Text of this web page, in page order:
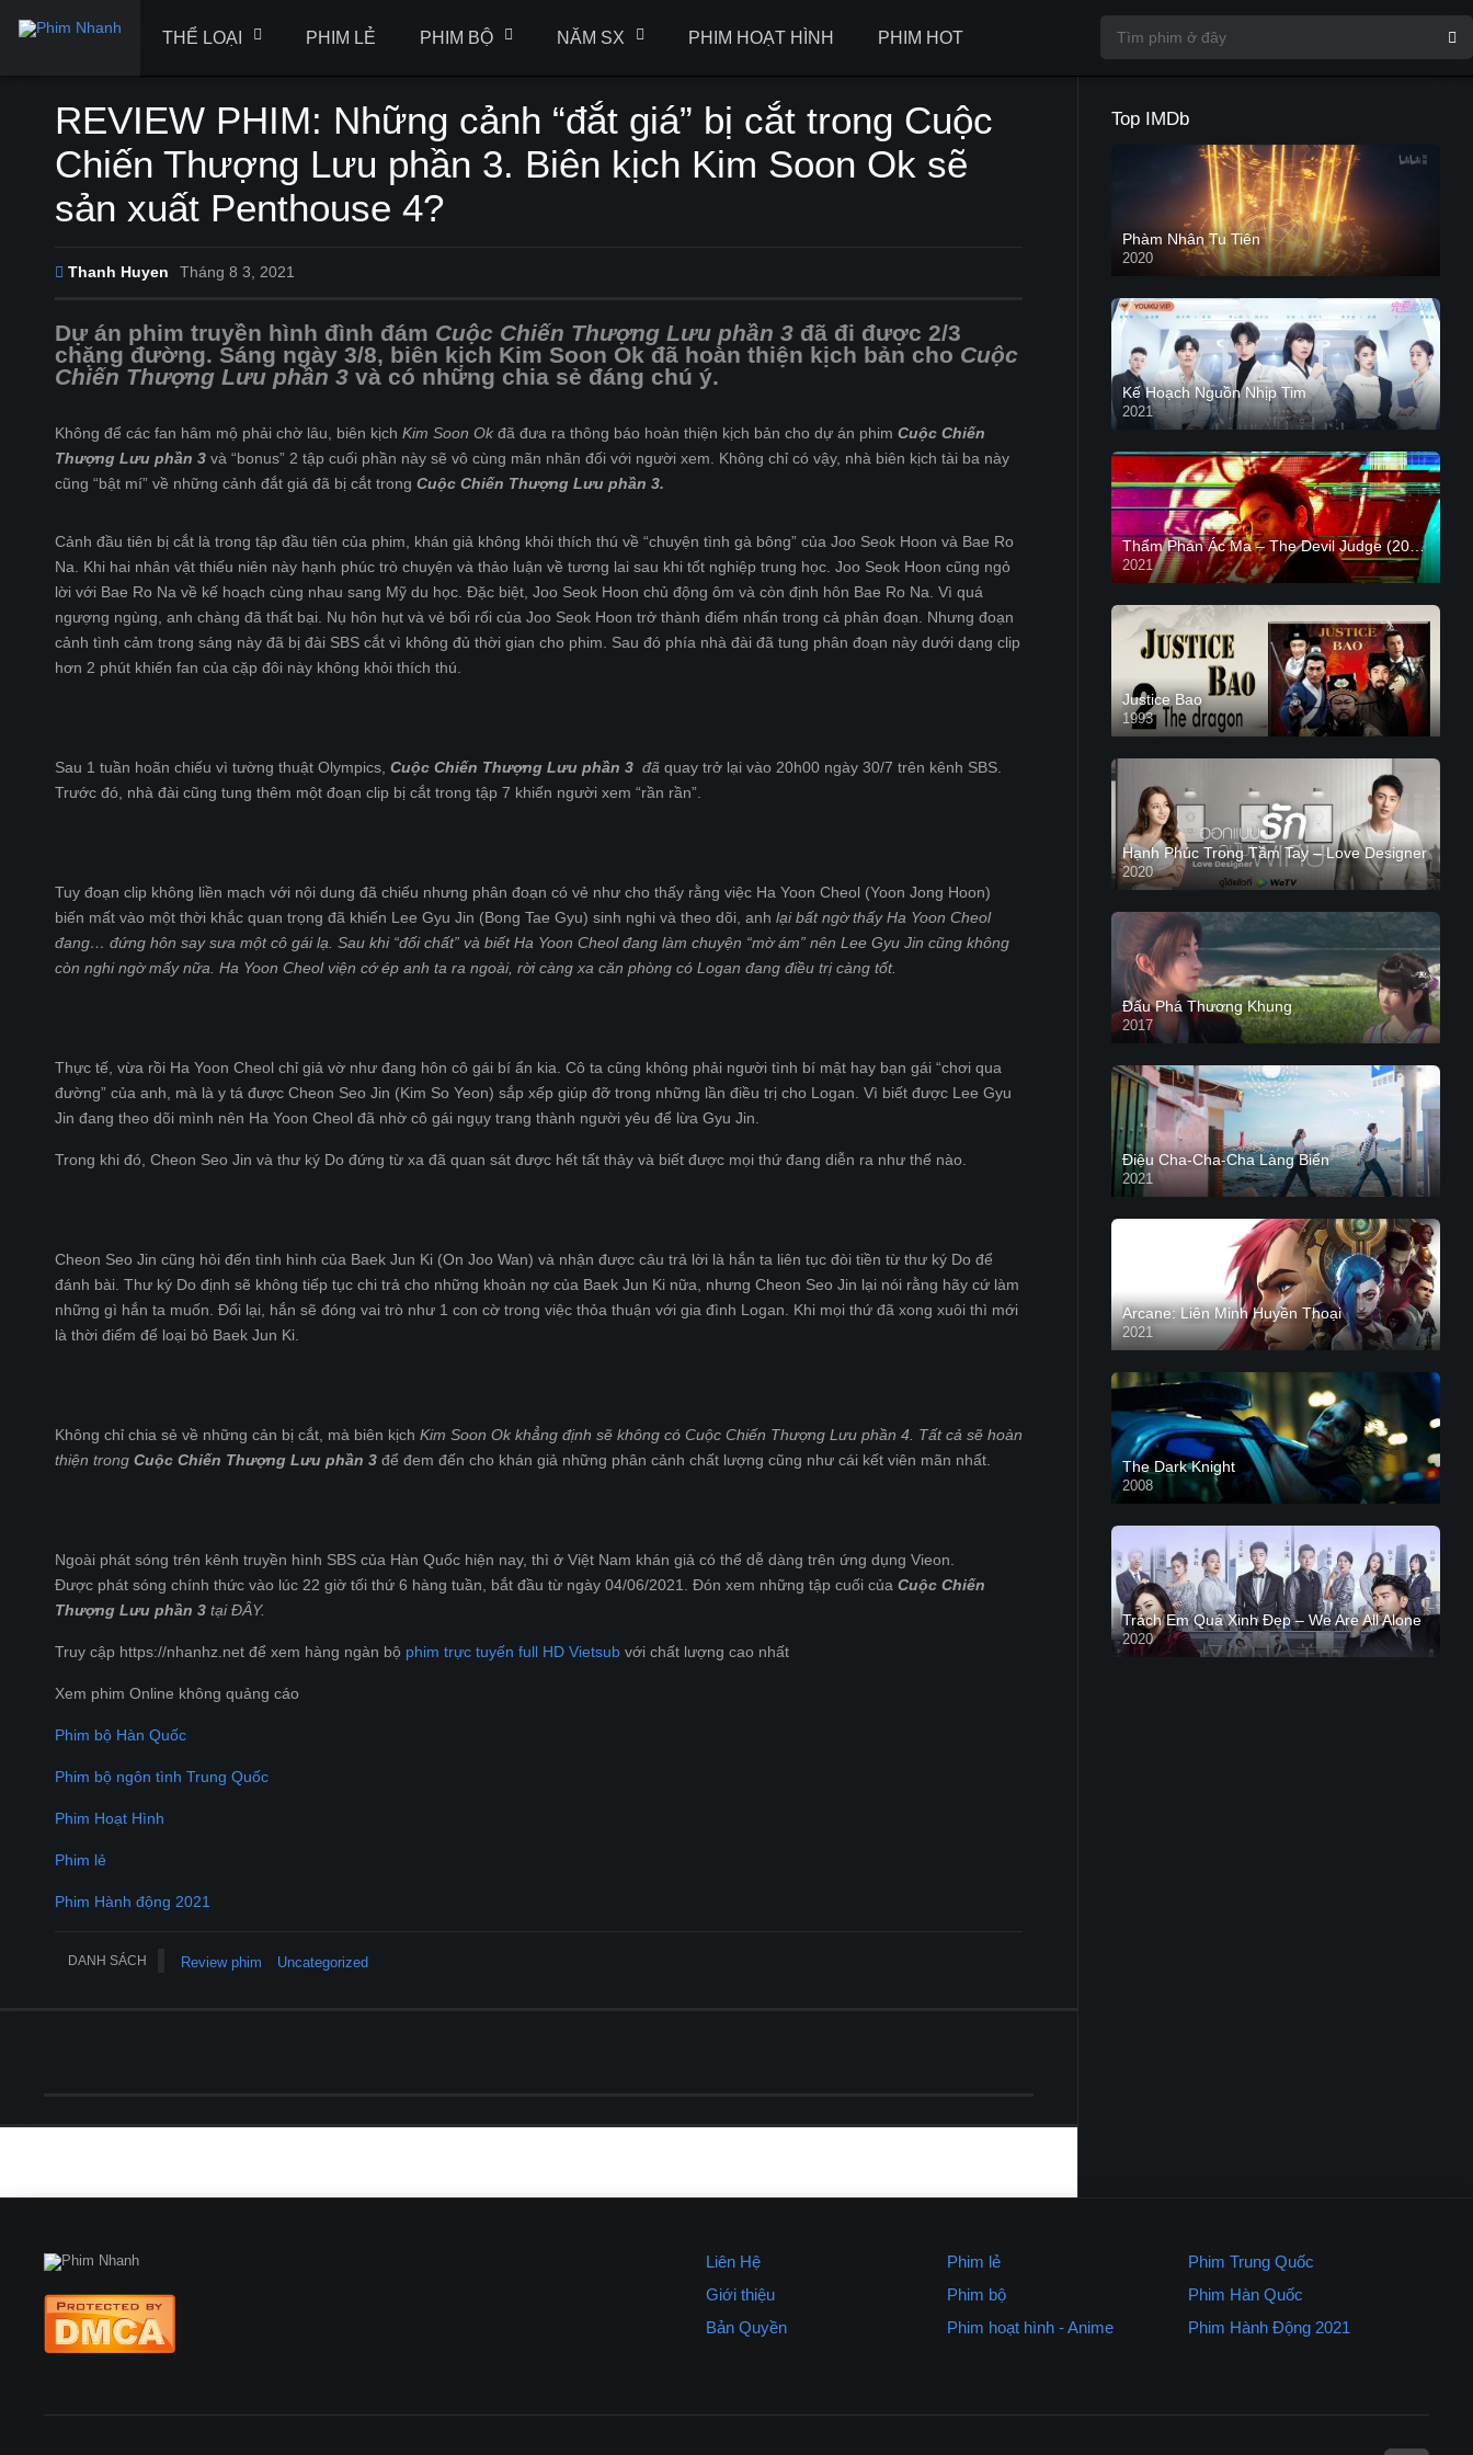
THỂ LOẠI PHIM LẺ PHIM BỘ NĂM SX PHIM HOẠT HÌNH PHIM HOT
REVIEW PHIM: Những cảnh “đắt giá” bị cắt trong Cuộc
Chiến Thượng Lưu phần 3. Biên kịch Kim Soon Ok sẽ
sản xuất Penthouse 4?
Thanh Huyen Tháng 8 3, 2021
Dự án phim truyền hình đình đám Cuộc Chiến Thượng Lưu phần 3 đã đi được 2/3
chặng đường. Sáng ngày 3/8, biên kịch Kim Soon Ok đã hoàn thiện kịch bản cho Cuộc
Chiến Thượng Lưu phần 3 và có những chia sẻ đáng chú ý.
Không để các fan hâm mộ phải chờ lâu, biên kịch Kim Soon Ok đã đưa ra thông báo hoàn thiện kịch bản cho dự án phim Cuộc Chiến
Thượng Lưu phần 3 và “bonus” 2 tập cuối phần này sẽ vô cùng mãn nhãn đối với người xem. Không chỉ có vậy, nhà biên kịch tài ba này
cũng “bật mí” về những cảnh đắt giá đã bị cắt trong Cuộc Chiến Thượng Lưu phần 3.
Cảnh đầu tiên bị cắt là trong tập đầu tiên của phim, khán giả không khỏi thích thú về “chuyện tình gà bông” của Joo Seok Hoon và Bae Ro
Na. Khi hai nhân vật thiếu niên này hạnh phúc trò chuyện và thảo luận về tương lai sau khi tốt nghiệp trung học. Joo Seok Hoon cũng ngỏ
lời với Bae Ro Na về kế hoạch cùng nhau sang Mỹ du học. Đặc biệt, Joo Seok Hoon chủ động ôm và còn định hôn Bae Ro Na. Vì quá
ngượng ngùng, anh chàng đã thất bại. Nụ hôn hụt và vẻ bối rối của Joo Seok Hoon trở thành điểm nhấn trong cả phân đoạn. Nhưng đoạn
cảnh tình cảm trong sáng này đã bị đài SBS cắt vì không đủ thời gian cho phim. Sau đó phía nhà đài đã tung phân đoạn này dưới dạng clip
hơn 2 phút khiến fan của cặp đôi này không khỏi thích thú.
Sau 1 tuần hoãn chiếu vì tường thuật Olympics, Cuộc Chiến Thượng Lưu phần 3 đã quay trở lại vào 20h00 ngày 30/7 trên kênh SBS.
Trước đó, nhà đài cũng tung thêm một đoạn clip bị cắt trong tập 7 khiến người xem “rần rần”.
Tuy đoạn clip không liền mạch với nội dung đã chiếu nhưng phân đoạn có vẻ như cho thấy rằng việc Ha Yoon Cheol (Yoon Jong Hoon)
biến mất vào một thời khắc quan trọng đã khiến Lee Gyu Jin (Bong Tae Gyu) sinh nghi và theo dõi, anh lại bất ngờ thấy Ha Yoon Cheol
đang… đứng hôn say sưa một cô gái lạ. Sau khi “đối chất” và biết Ha Yoon Cheol đang làm chuyện “mờ ám” nên Lee Gyu Jin cũng không
còn nghi ngờ mấy nữa. Ha Yoon Cheol viện cớ ép anh ta ra ngoài, rời càng xa căn phòng có Logan đang điều trị càng tốt.
Thực tế, vừa rồi Ha Yoon Cheol chỉ giả vờ như đang hôn cô gái bí ẩn kia. Cô ta cũng không phải người tình bí mật hay bạn gái “chơi qua
đường” của anh, mà là y tá được Cheon Seo Jin (Kim So Yeon) sắp xếp giúp đỡ trong những lần điều trị cho Logan. Vì biết được Lee Gyu
Jin đang theo dõi mình nên Ha Yoon Cheol đã nhờ cô gái ngụy trang thành người yêu để lừa Gyu Jin.
Trong khi đó, Cheon Seo Jin và thư ký Do đứng từ xa đã quan sát được hết tất thảy và biết được mọi thứ đang diễn ra như thế nào.
Cheon Seo Jin cũng hỏi đến tình hình của Baek Jun Ki (On Joo Wan) và nhận được câu trả lời là hắn ta liên tục đòi tiền từ thư ký Do để
đánh bài. Thư ký Do định sẽ không tiếp tục chi trả cho những khoản nợ của Baek Jun Ki nữa, nhưng Cheon Seo Jin lại nói rằng hãy cứ làm
những gì hắn ta muốn. Đổi lại, hắn sẽ đóng vai trò như 1 con cờ trong việc thỏa thuận với gia đình Logan. Khi mọi thứ đã xong xuôi thì mới
là thời điểm để loại bỏ Baek Jun Ki.
Không chỉ chia sẻ về những cản bị cắt, mà biên kịch Kim Soon Ok khẳng định sẽ không có Cuộc Chiến Thượng Lưu phần 4. Tất cả sẽ hoàn
thiện trong Cuộc Chiến Thượng Lưu phần 3 để đem đến cho khán giả những phân cảnh chất lượng cũng như cái kết viên mãn nhất.
Ngoài phát sóng trên kênh truyền hình SBS của Hàn Quốc hiện nay, thì ở Việt Nam khán giả có thể dễ dàng trên ứng dụng Vieon.
Được phát sóng chính thức vào lúc 22 giờ tối thứ 6 hàng tuần, bắt đầu từ ngày 04/06/2021. Đón xem những tập cuối của Cuộc Chiến
Thượng Lưu phần 3 tại ĐÂY.
Truy cập https://nhanhz.net để xem hàng ngàn bộ phim trực tuyến full HD Vietsub với chất lượng cao nhất
Xem phim Online không quảng cáo
Phim bộ Hàn Quốc
Phim bộ ngôn tình Trung Quốc
Phim Hoạt Hình
Phim lẻ
Phim Hành động 2021
DANH SÁCH Review phim Uncategorized
Top IMDb
Phàm Nhân Tu Tiên
2020
Kế Hoạch Nguồn Nhịp Tim
2021
Thẩm Phán Ác Ma – The Devil Judge (2021)
2021
Justice Bao
1993
Hạnh Phúc Trong Tầm Tay – Love Designer
2020
Đấu Phá Thương Khung
2017
Điệu Cha-Cha-Cha Làng Biển
2021
Arcane: Liên Minh Huyền Thoại
2021
The Dark Knight
2008
Trách Em Quá Xinh Đẹp – We Are All Alone
2020
Liên Hệ
Giới thiệu
Bản Quyền
Phim lẻ
Phim bộ
Phim hoạt hình - Anime
Phim Trung Quốc
Phim Hàn Quốc
Phim Hành Động 2021